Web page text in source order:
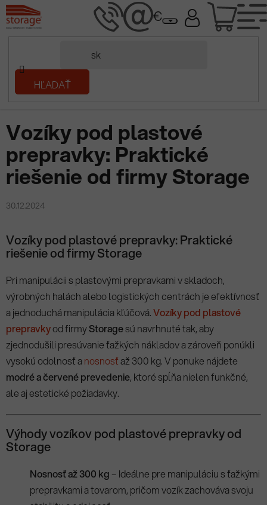
Prejsť
na
obsah
HĽADAŤ
Domov
Prečítaj si/Vozíky pod plastové prepravky: Praktické riešenie od
firmy Storage
Vozíky pod plastové
prepravky: Praktické
riešenie od firmy Storage
30.12.2024
Vozíky pod plastové prepravky: Praktické
riešenie od firmy Storage
Pri manipulácii s plastovými prepravkami v skladoch,
výrobných halách alebo logistických centrách je efektívnosť
a jednoduchá manipulácia kľúčová.Vozíky pod plastové
prepravkyod firmyStoragesú navrhnuté tak, aby
zjednodušili presúvanie ťažkých nákladov a zároveň ponúkli
vysokú odolnosť a nosnosťaž 300 kg. V ponuke nájdete
modré a červené prevedenie, ktoré spĺňa nielen funkčné,
ale aj estetické požiadavky.
Výhody vozíkov pod plastové prepravky od
Storage
Nosnosť až 300 kg – Ideálne pre manipuláciu s ťažkými
prepravkami a tovarom, pričom vozík zachováva svoju